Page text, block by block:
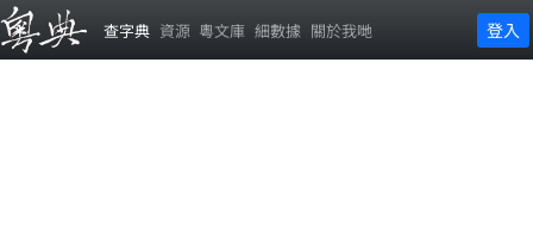
查字典 資源 粵文庫 細數據 關於我哋 登入